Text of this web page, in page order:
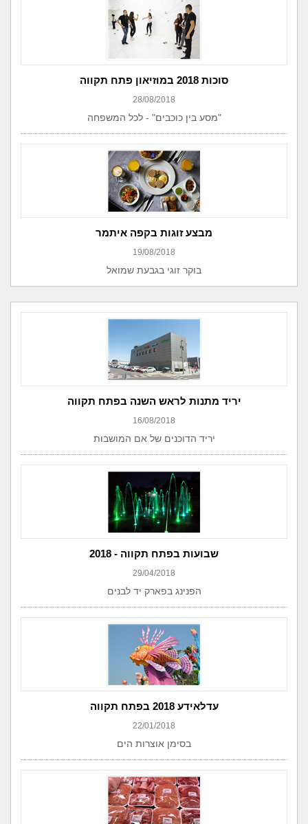
סוכות 2018 במוזיאון פתח תקווה
28/08/2018
"מסע בין כוכבים" - לכל המשפחה
מבצע זוגות בקפה איתמר
19/08/2018
בוקר זוגי בגבעת שמואל
יריד מתנות לראש השנה בפתח תקווה
16/08/2018
יריד הדוכנים של אם המושבות
שבועות בפתח תקווה - 2018
29/04/2018
הפנינג בפארק יד לבנים
עדלאידע 2018 בפתח תקווה
22/01/2018
בסימן אוצרות הים